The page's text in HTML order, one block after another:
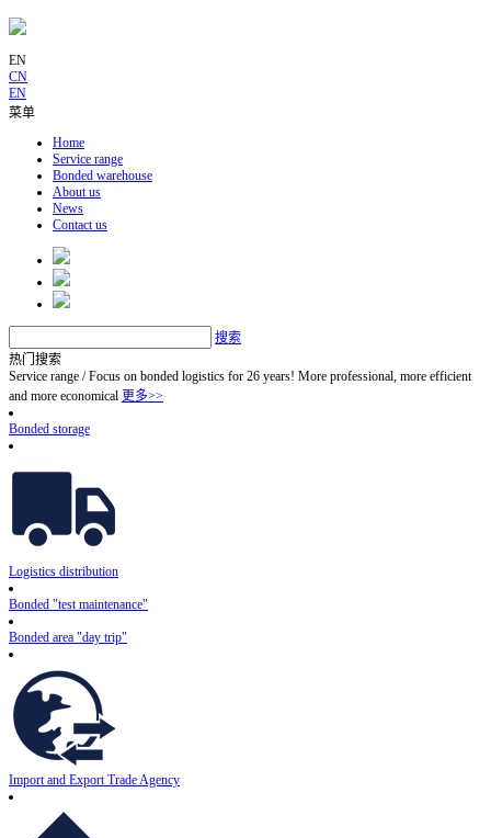
EN
CN
EN
菜单
Home
Service range
Bonded warehouse
About us
News
Contact us
搜索
热门搜索
Service range / Focus on bonded logistics for 26 years! More professional, more efficient
and more economical 更多>>
Bonded storage
Logistics distribution
Bonded "test maintenance"
Bonded area "day trip"
Import and Export Trade Agency